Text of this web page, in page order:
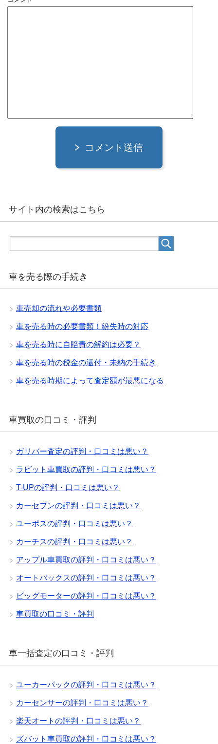
コメント送信
サイト内の検索はこちら
車を売る際の手続き
車売却の流れや必要書類
車を売る時の必要書類！紛失時の対応
車を売る時に自賠責の解約は必要？
車を売る時の税金の還付・未納の手続き
車を売る時期によって査定額が最悪になる
車買取の口コミ・評判
ガリバー査定の評判・口コミは悪い？
ラビット車買取の評判・口コミは悪い？
T-UPの評判・口コミは悪い？
カーセブンの評判・口コミは悪い？
ユーポスの評判・口コミは悪い？
カーチスの評判・口コミは悪い？
アップル車買取の評判・口コミは悪い？
オートバックスの評判・口コミは悪い？
ビッグモーターの評判・口コミは悪い？
車買取の口コミ・評判
車一括査定の口コミ・評判
ユーカーパックの評判・口コミは悪い？
カーセンサーの評判・口コミは悪い？
楽天オートの評判・口コミは悪い？
ズバット車買取の評判・口コミは悪い？